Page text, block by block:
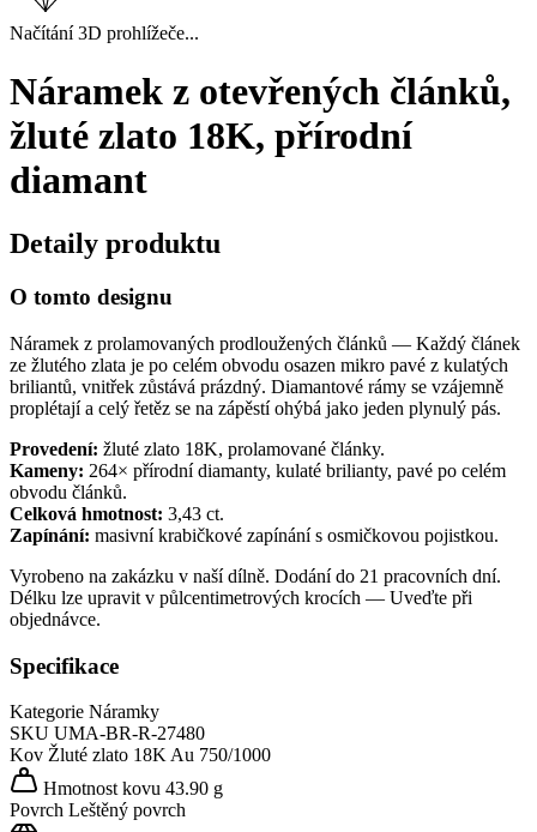
Načítání 3D prohlížeče...
Náramek z otevřených článků,
žluté zlato 18K, přírodní
diamant
Detaily produktu
O tomto designu
Náramek z prolamovaných prodloužených článků — Každý článek
ze žlutého zlata je po celém obvodu osazen mikro pavé z kulatých
briliantů, vnitřek zůstává prázdný. Diamantové rámy se vzájemně
proplétají a celý řetěz se na zápěstí ohýbá jako jeden plynulý pás.
Provedení: žluté zlato 18K, prolamované články.
Kameny: 264× přírodní diamanty, kulaté brilianty, pavé po celém
obvodu článků.
Celková hmotnost: 3,43 ct.
Zapínání: masivní krabičkové zapínání s osmičkovou pojistkou.
Vyrobeno na zakázku v naší dílně. Dodání do 21 pracovních dní.
Délku lze upravit v půlcentimetrových krocích — Uveďte při
objednávce.
Specifikace
Kategorie Náramky
SKU UMA-BR-R-27480
Kov Žluté zlato 18KAu 750/1000
Hmotnost kovu 43.90 g
Povrch Leštěný povrch